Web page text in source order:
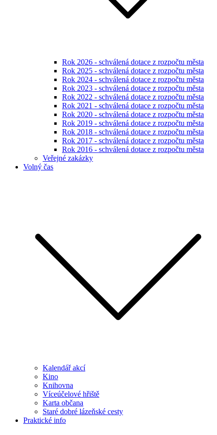
Rok 2026 - schválená dotace z rozpočtu města
Rok 2025 - schválená dotace z rozpočtu města
Rok 2024 - schválená dotace z rozpočtu města
Rok 2023 - schválená dotace z rozpočtu města
Rok 2022 - schválená dotace z rozpočtu města
Rok 2021 - schválená dotace z rozpočtu města
Rok 2020 - schválená dotace z rozpočtu města
Rok 2019 - schválená dotace z rozpočtu města
Rok 2018 - schválená dotace z rozpočtu města
Rok 2017 - schválená dotace z rozpočtu města
Rok 2016 - schválená dotace z rozpočtu města
Veřejné zakázky
Volný čas
Kalendář akcí
Kino
Knihovna
Víceúčelové hřiště
Karta občana
Staré dobré lázeňské cesty
Praktické info